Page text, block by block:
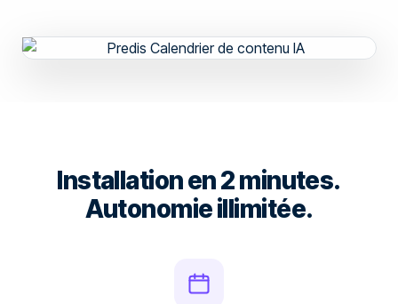
Installation en 2 minutes.
Autonomie illimitée.